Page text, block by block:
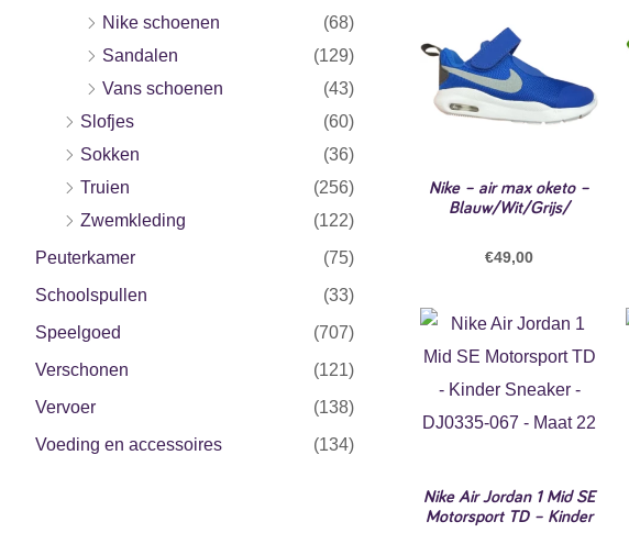
Nike schoenen
(68)
Sandalen
(129)
Vans schoenen
(43)
Slofjes
(60)
Sokken
(36)
Truien
(256)
Zwemkleding
(122)
Peuterkamer
(75)
Schoolspullen
(33)
Speelgoed
(707)
Verschonen
(121)
Vervoer
(138)
Voeding en accessoires
(134)
Nike – air max oketo –
Blauw/Wit/Grijs/
€49,00
Nike Air Jordan 1 Mid SE
Motorsport TD – Kinder